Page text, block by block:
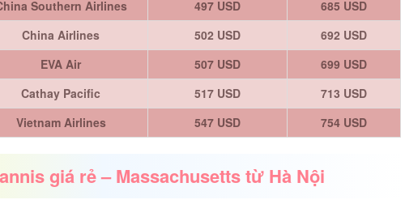
Southern Airlines
497 USD
685 USD
China Airlines
502 USD
692 USD
EVA Air
507 USD
699 USD
Cathay Pacific
517 USD
713 USD
Vietnam Airlines
547 USD 754 USD
giá rẻ – Massachusetts từ Hà Nội